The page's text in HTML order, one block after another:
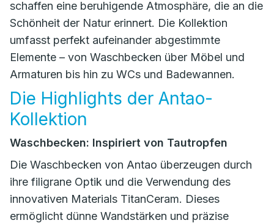
schaffen eine beruhigende Atmosphäre, die an die
Schönheit der Natur erinnert. Die Kollektion
umfasst perfekt aufeinander abgestimmte
Elemente – von Waschbecken über Möbel und
Armaturen bis hin zu WCs und Badewannen.
Die Highlights der Antao-
Kollektion
Waschbecken: Inspiriert von Tautropfen
Die Waschbecken von Antao überzeugen durch
ihre filigrane Optik und die Verwendung des
innovativen Materials TitanCeram. Dieses
ermöglicht dünne Wandstärken und präzise